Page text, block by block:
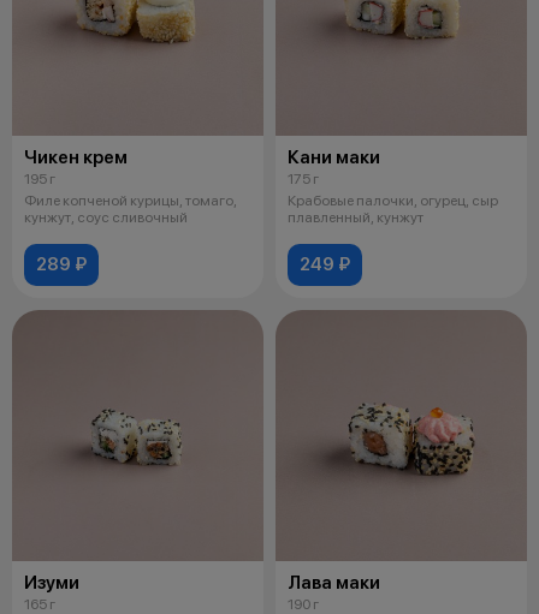
Чикен крем
195 г
Филе копченой курицы, томаго,
кунжут, соус сливочный
289 ₽
Кани маки
175 г
Крабовые палочки, огурец, сыр
плавленный, кунжут
249 ₽
Изуми
165 г
Лава маки
190 г